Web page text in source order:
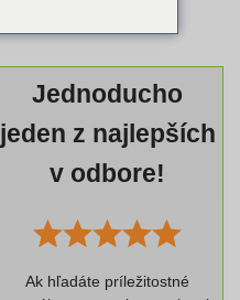
Jednoducho
jeden z najlepších
v odbore!
Ak hľadáte príležitostné